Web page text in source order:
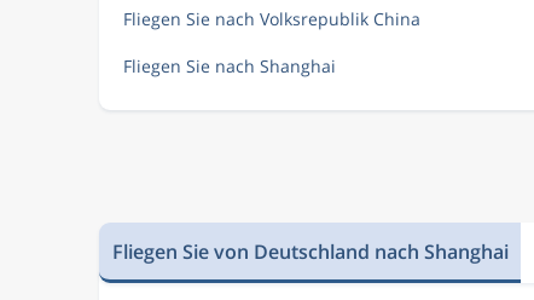
Fliegen Sie nach Volksrepublik China
Fliegen Sie nach Shanghai
Fliegen Sie von Deutschland nach Shanghai